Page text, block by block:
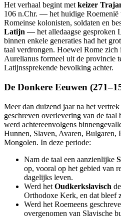
Het verhaal begint met keizer
106 n.Chr. — het huidige Roemenië
Romeinse kolonisten, soldaten en
Latijn — het alledaagse
binnen enkele generaties had het
taal verdrongen. Hoewel Rome
Aurelianus formeel uit de provincie
Latijnssprekende bevolking achter.
De Donkere Eeuwen
Meer dan duizend jaar na het
geschreven overlevering van de taal
werd achtereenvolgens
Hunnen, Slaven, Avaren, Bulgaren,
Mongolen. In deze periode:
Nam de taal een aanzienlijke
op, vooral op het gebied van
dagelijks leven.
Werd het Oudkerkslavisch
Orthodoxe Kerk, en dat bleef
Werd het Roemeens
overgenomen van Slavische